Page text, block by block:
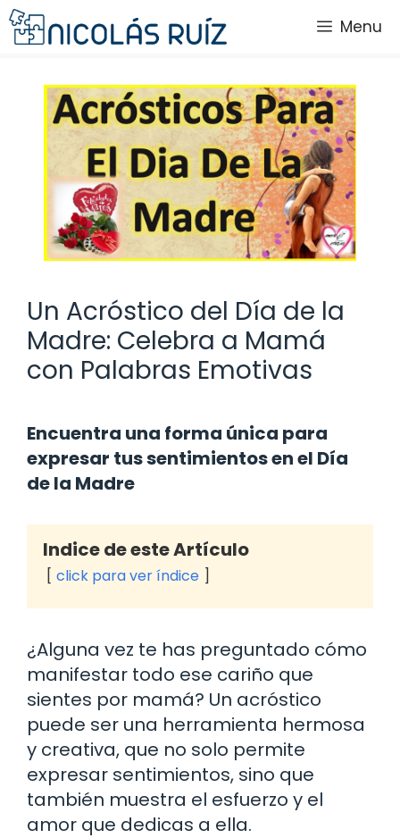
Saltar
al
Menu
Un Acróstico del Día de la
Madre: Celebra a Mamá
con Palabras Emotivas
Encuentra una forma única para
expresar tus sentimientos en el Día
de la Madre
Indice de este Artículo
click para ver índice
¿Alguna vez te has preguntado cómo
manifestar todo ese cariño que
sientes por mamá? Un acróstico
puede ser una herramienta hermosa
y creativa, que no solo permite
expresar sentimientos, sino que
también muestra el esfuerzo y el
amor que dedicas a ella.